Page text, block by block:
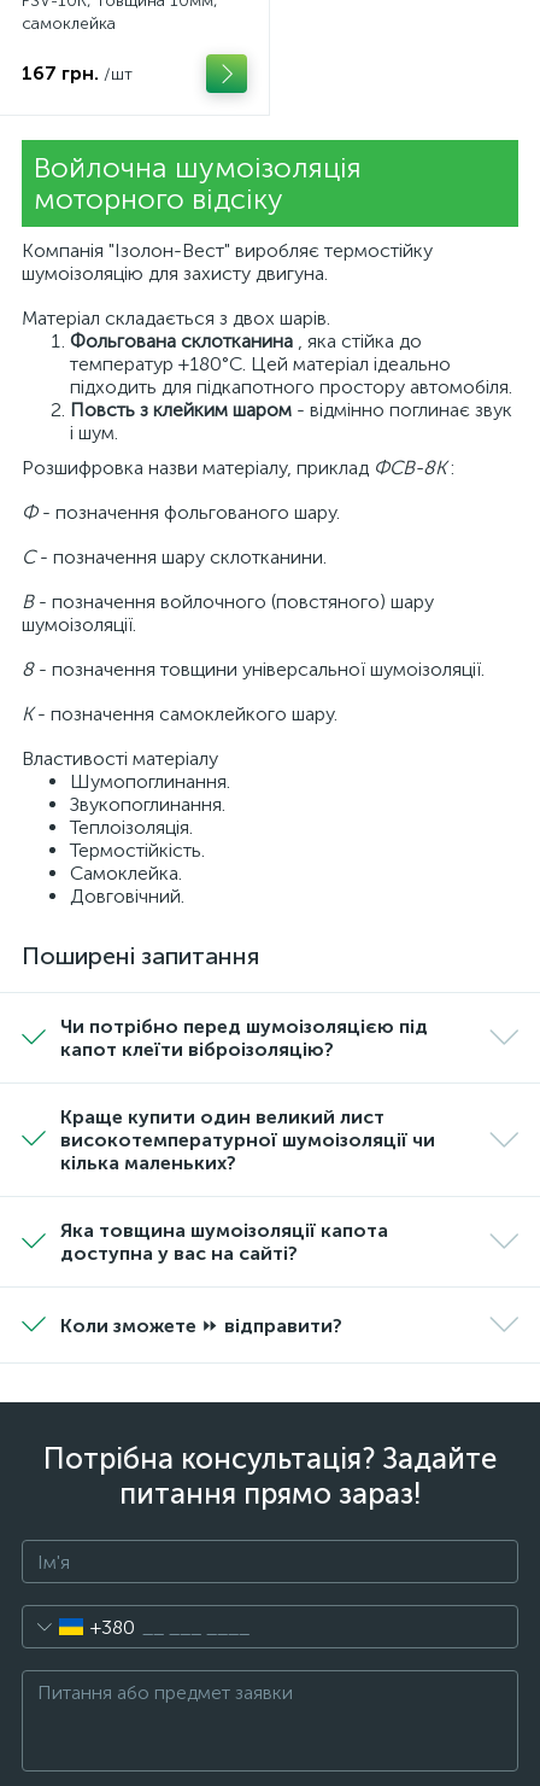
самоклейка
167 грн. /шт
Войлочна шумоізоляція
моторного відсіку
Компанія "Ізолон-Вест" виробляє термостійку
шумоізоляцію для захисту двигуна.
Матеріал складається з двох шарів.
Фольгована склотканина , яка стійка до
температур +180°C. Цей матеріал ідеально
підходить для підкапотного простору автомобіля.
Повсть з клейким шаром - відмінно поглинає звук
і шум.
Розшифровка назви матеріалу, приклад ФСВ-8К:
Ф- позначення фольгованого шару.
С- позначення шару склотканини.
В - позначення войлочного (повстяного) шару
шумоізоляції.
8 - позначення товщини універсальної шумоізоляції.
К- позначення самоклейкого шару.
Властивості матеріалу
Шумопоглинання.
Звукопоглинання.
Теплоізоляція.
Термостійкість.
Самоклейка.
Довговічний.
Поширені запитання
Чи потрібно перед шумоізоляцією під
капот клеїти віброізоляцію?
Краще купити один великий лист
високотемпературної шумоізоляції чи
кілька маленьких?
Яка товщина шумоізоляції капота
доступна у вас на сайті?
Коли зможете ⏩ відправити?
Потрібна консультація? Задайте
питання прямо зараз!
+380